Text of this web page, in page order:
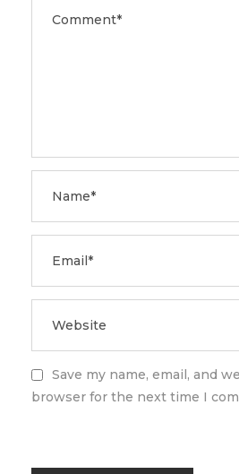
Save my name, email, and
browser for the next time I